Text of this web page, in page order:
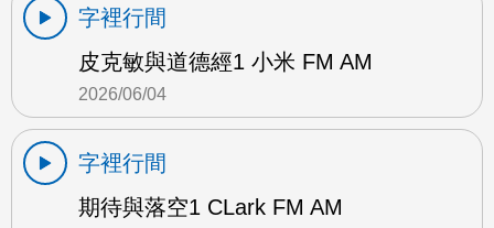
字裡行間
皮克敏與道德經1 小米 FM AM
2026/06/04
字裡行間
期待與落空1 CLark FM AM